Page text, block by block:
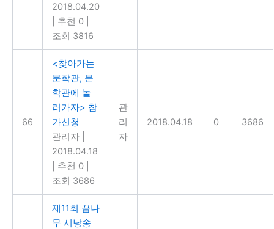
2018.04.20
추천 0
조회 3816
66
<찾아가는
문학관, 문
학관에 놀
러가자> 참
가신청
관리자
2018.04.18
추천 0
조회 3686
관
리
자
2018.04.18 0 3686
제11회 꿈나
무 시낭송